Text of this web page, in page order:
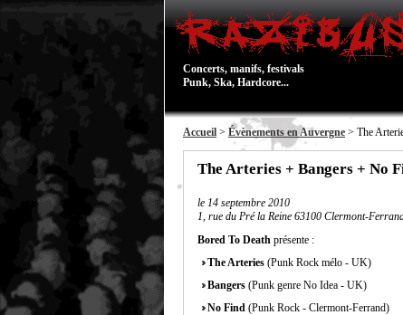
Concerts, manifs, festivals
Punk, Ska, Hardcore...
Accueil > Évènements en Auvergne > The
The Arteries + Bangers + No
le 14 septembre 2010
1, rue du Pré la Reine 63100 Clermont-
Bored To Death présente :
The Arteries (Punk Rock mélo - UK)
Bangers (Punk genre No Idea - UK)
No Find (Punk Rock - Clermont-Ferrand)